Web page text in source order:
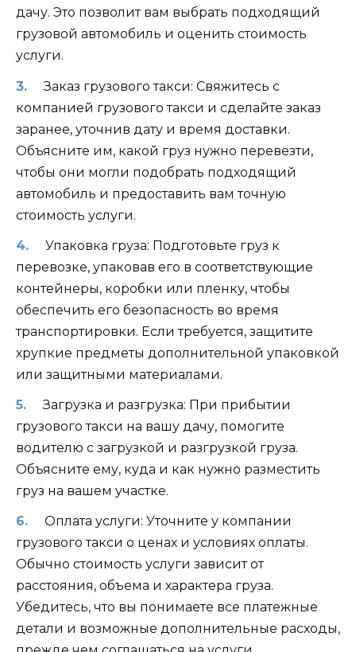
дачу. Это позволит вам выбрать подходящий
грузовой автомобиль и оценить стоимость
услуги.
Заказ грузового такси: Свяжитесь с
компанией грузового такси и сделайте заказ
заранее, уточнив дату и время доставки.
Объясните им, какой груз нужно перевезти,
чтобы они могли подобрать подходящий
автомобиль и предоставить вам точную
стоимость услуги.
Упаковка груза: Подготовьте груз к
перевозке, упаковав его в соответствующие
контейнеры, коробки или пленку, чтобы
обеспечить его безопасность во время
транспортировки. Если требуется, защитите
хрупкие предметы дополнительной упаковкой
или защитными материалами.
Загрузка и разгрузка: При прибытии
грузового такси на вашу дачу, помогите
водителю с загрузкой и разгрузкой груза.
Объясните ему, куда и как нужно разместить
груз на вашем участке.
Оплата услуги: Уточните у компании
грузового такси о ценах и условиях оплаты.
Обычно стоимость услуги зависит от
расстояния, объема и характера груза.
Убедитесь, что вы понимаете все платежные
детали и возможные дополнительные расходы,